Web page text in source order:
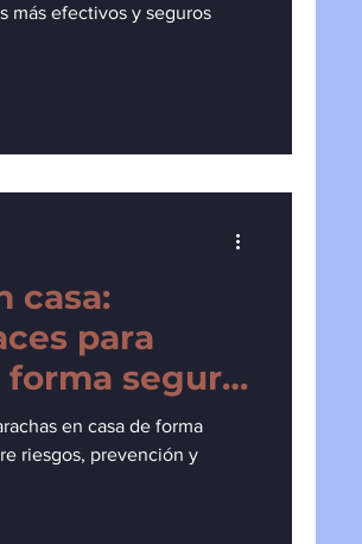
más efectivos y seguros
casa:
para
segura
en casa de forma
riesgos, prevención y